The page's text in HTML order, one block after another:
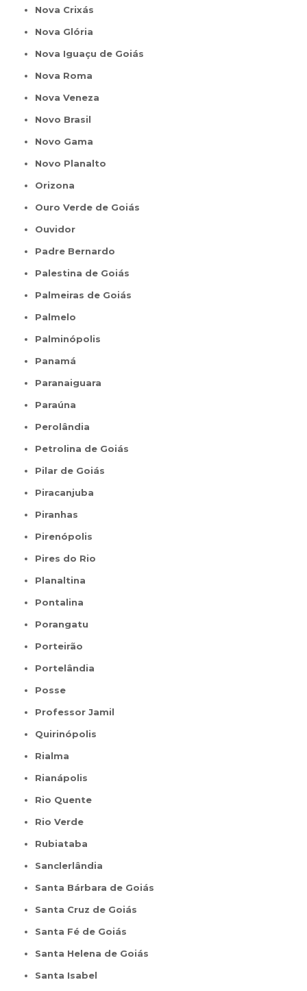
Nova Crixás
Nova Glória
Nova Iguaçu de Goiás
Nova Roma
Nova Veneza
Novo Brasil
Novo Gama
Novo Planalto
Orizona
Ouro Verde de Goiás
Ouvidor
Padre Bernardo
Palestina de Goiás
Palmeiras de Goiás
Palmelo
Palminópolis
Panamá
Paranaiguara
Paraúna
Perolândia
Petrolina de Goiás
Pilar de Goiás
Piracanjuba
Piranhas
Pirenópolis
Pires do Rio
Planaltina
Pontalina
Porangatu
Porteirão
Portelândia
Posse
Professor Jamil
Quirinópolis
Rialma
Rianápolis
Rio Quente
Rio Verde
Rubiataba
Sanclerlândia
Santa Bárbara de Goiás
Santa Cruz de Goiás
Santa Fé de Goiás
Santa Helena de Goiás
Santa Isabel